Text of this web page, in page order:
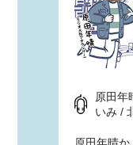
原田年
いみ /